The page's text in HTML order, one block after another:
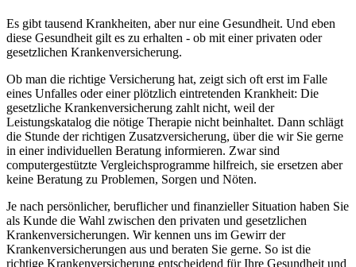
Es gibt tausend Krankheiten, aber nur eine Gesundheit. Und eben
diese Gesundheit gilt es zu erhalten - ob mit einer privaten oder
gesetzlichen Krankenversicherung.
Ob man die richtige Versicherung hat, zeigt sich oft erst im Falle
eines Unfalles oder einer plötzlich eintretenden Krankheit: Die
gesetzliche Krankenversicherung zahlt nicht, weil der
Leistungskatalog die nötige Therapie nicht beinhaltet. Dann schlägt
die Stunde der richtigen Zusatzversicherung, über die wir Sie gerne
in einer individuellen Beratung informieren. Zwar sind
computergestützte Vergleichsprogramme hilfreich, sie ersetzen aber
keine Beratung zu Problemen, Sorgen und Nöten.
Je nach persönlicher, beruflicher und finanzieller Situation haben Sie
als Kunde die Wahl zwischen den privaten und gesetzlichen
Krankenversicherungen. Wir kennen uns im Gewirr der
Krankenversicherungen aus und beraten Sie gerne. So ist die
richtige Krankenversicherung entscheidend für Ihre Gesundheit und